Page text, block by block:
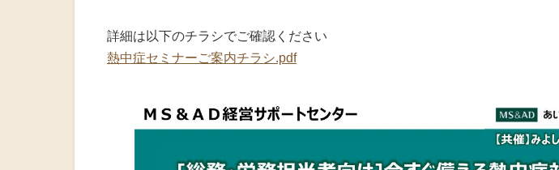
詳細は以下のチラシでご確認ください
熱中症セミナーご案内チラシ.pdf